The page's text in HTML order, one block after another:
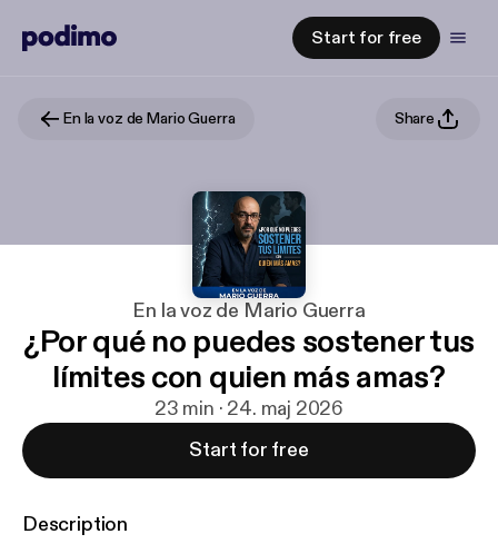
Start for free
En la voz de Mario Guerra Share
En la voz de Mario Guerra
¿Por qué no puedes sostener tus
límites con quien más amas?
23 min · 24. maj 2026
Start for free
Description